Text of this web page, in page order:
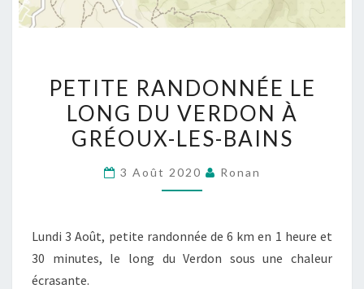
RANDONNÉE
LE
LONG
VERDON
LES-
BAINS
PETITE RANDONNÉE LE
LONG DU VERDON À
GRÉOUX-LES-BAINS
3 Août 2020 Ronan
Lundi 3 Août, petite randonnée de 6 km en 1 heure et
30 minutes, le long du Verdon sous une chaleur
écrasante.